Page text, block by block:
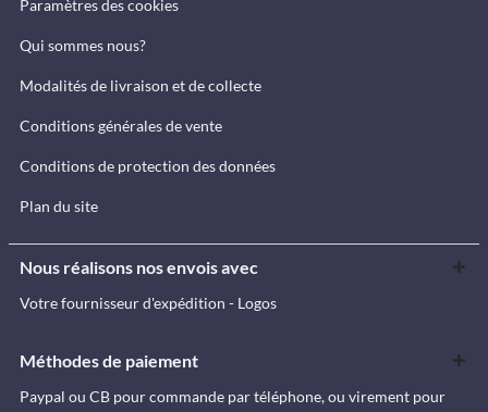
Paramètres des cookies
Qui sommes nous?
Modalités de livraison et de collecte
Conditions générales de vente
Conditions de protection des données
Plan du site
Nous réalisons nos envois avec
Votre fournisseur d'expédition - Logos
Méthodes de paiement
Paypal ou CB pour commande par téléphone, ou virement pour